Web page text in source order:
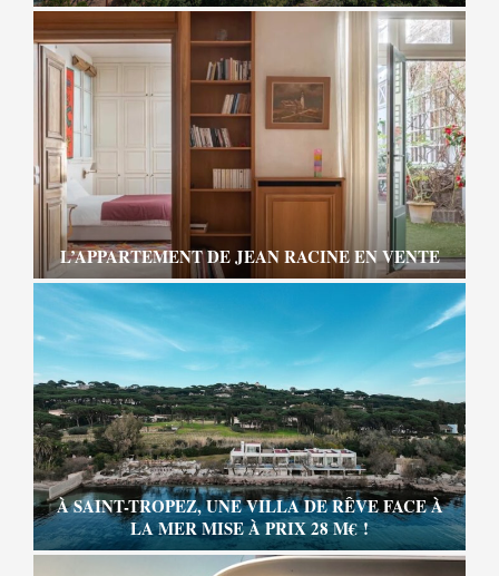
L’APPARTEMENT DE JEAN RACINE EN VENTE
À SAINT-TROPEZ, UNE VILLA DE RÊVE FACE À
LA MER MISE À PRIX 28 M€ !